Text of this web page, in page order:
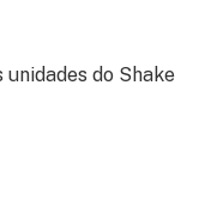
do Shake